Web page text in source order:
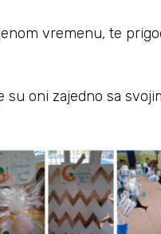
vremenu, te
oni zajedno sa